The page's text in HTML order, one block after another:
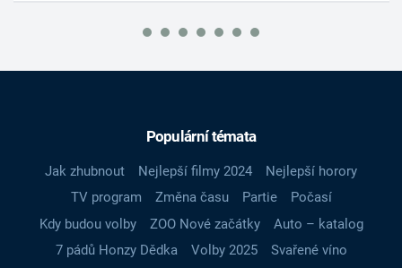
Populární témata
Jak zhubnout Nejlepší filmy 2024
Nejlepší horory
TV program
Změna času Partie
Počasí
Kdy budou volby
ZOO Nové začátky
Auto – katalog
7 pádů Honzy Dědka
Volby 2025
Svařené víno